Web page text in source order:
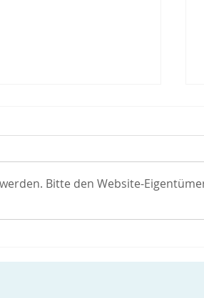
19 Impfungen (Hersteller
Erstimpfungen sowie
Bitte den Website-